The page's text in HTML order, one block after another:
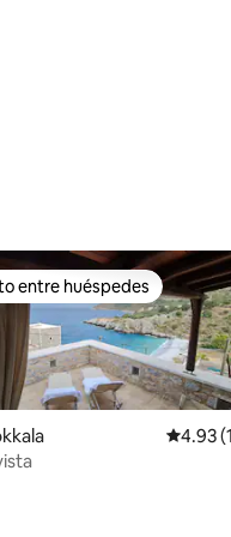
de 5, 27 reseñas
huéspedes preferido
entre huéspedes
4.93